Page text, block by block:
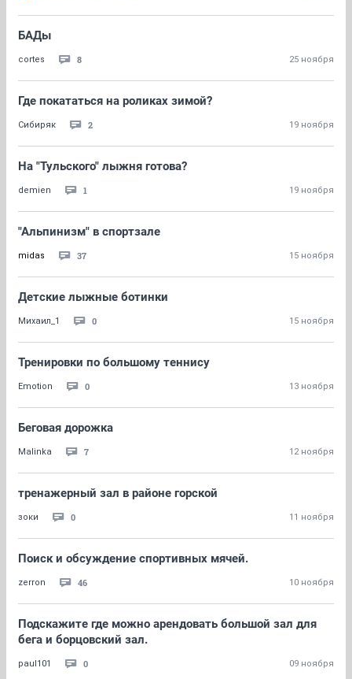
БАДы
cortes 8 25 ноября
Где покататься на роликах зимой?
Сибиряк 2 19 ноября
На "Тульского" лыжня готова?
demien 1 19 ноября
"Альпинизм" в спортзале
midas 37 15 ноября
Детские лыжные ботинки
Михаил_1 0 15 ноября
Тренировки по большому теннису
Emotion 0 13 ноября
Беговая дорожка
Malinka 7 12 ноября
тренажерный зал в районе горской
зоки 0 11 ноября
Поиск и обсуждение спортивных мячей.
zerron 46 10 ноября
Подскажите где можно арендовать большой зал для
бега и борцовский зал.
paul101 0 09 ноября